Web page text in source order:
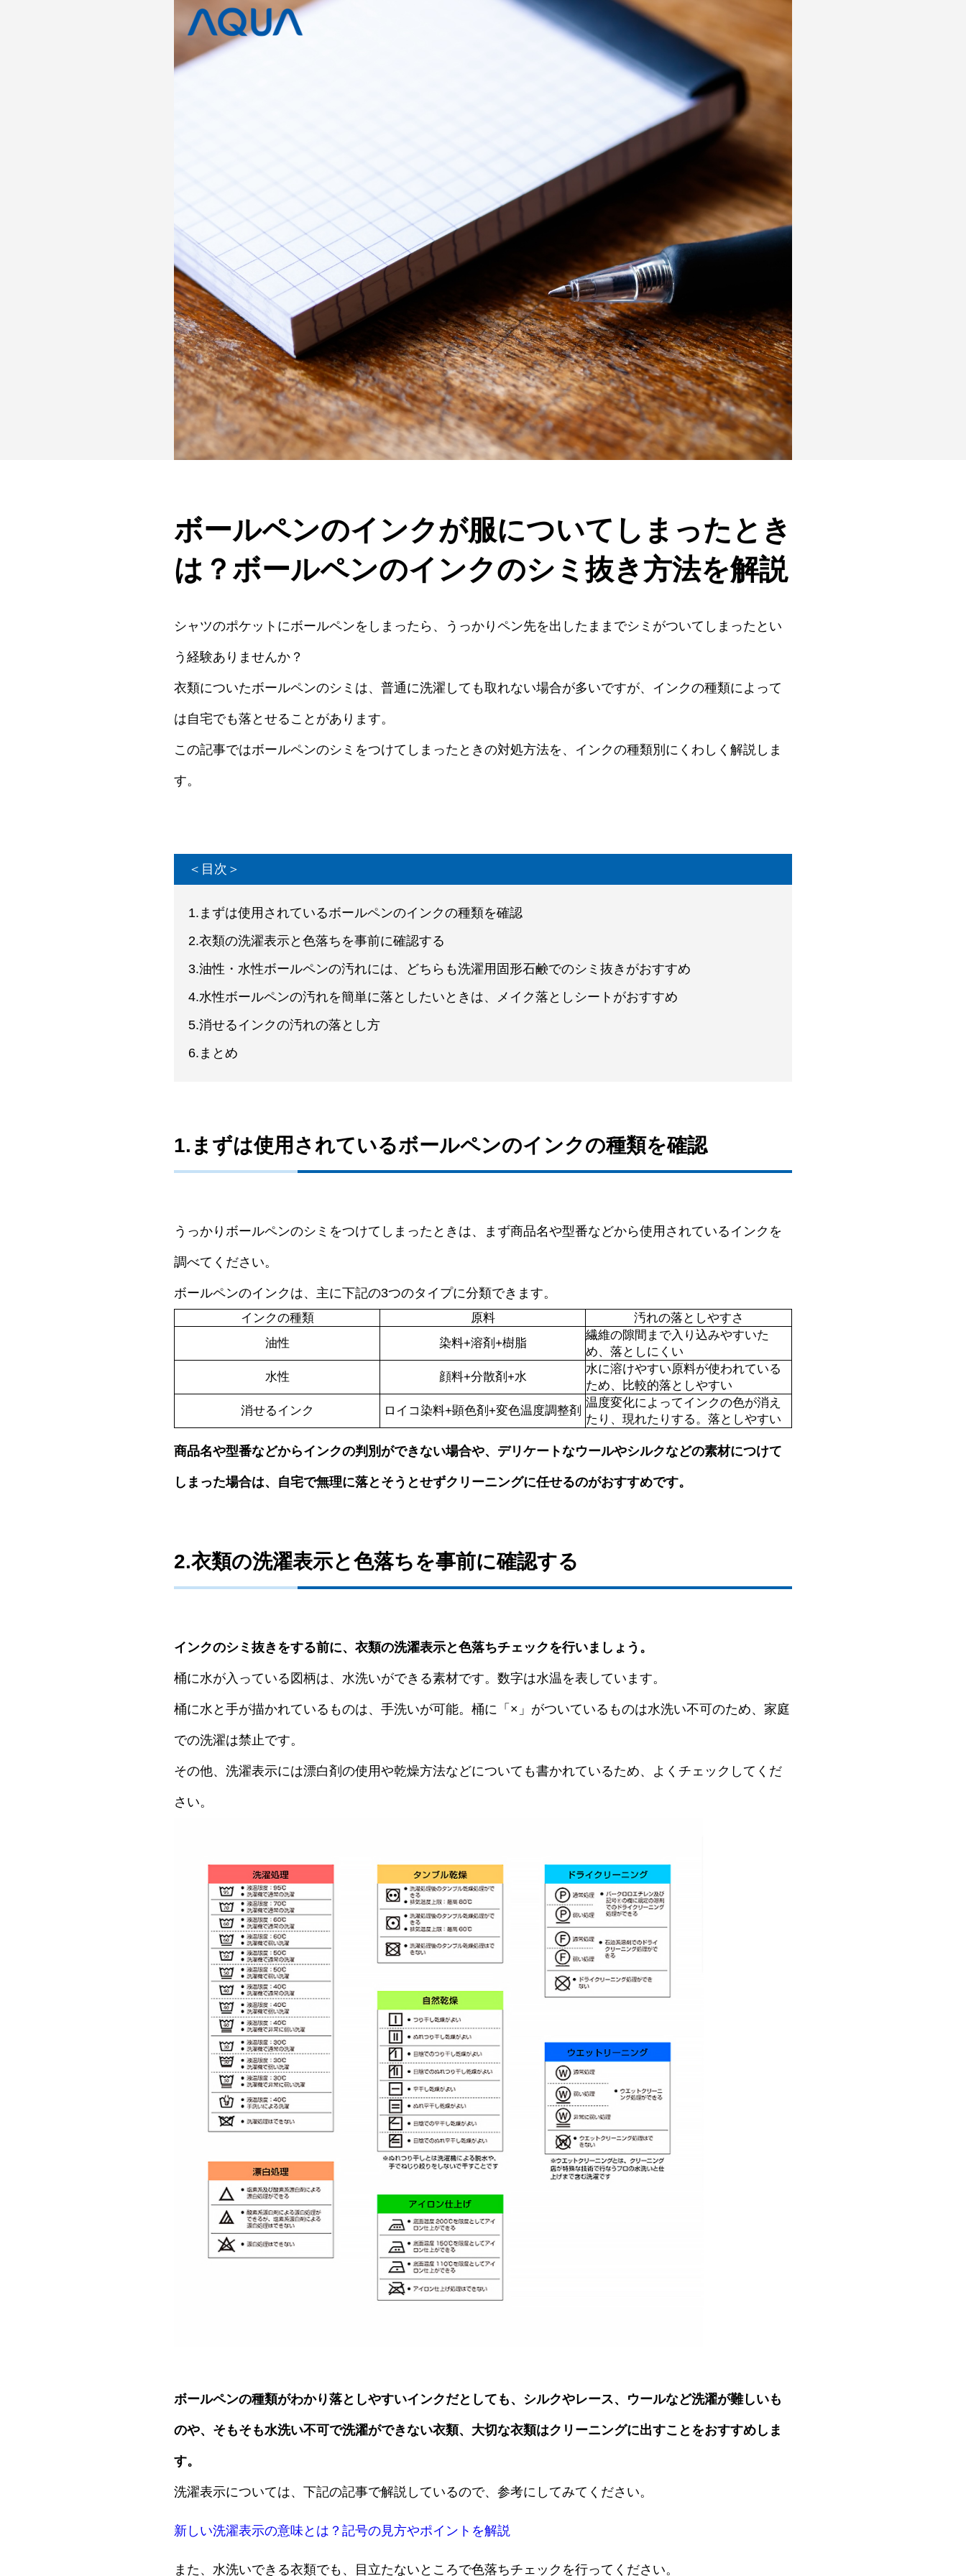
ボールペンのインクが服についてしまったとき
は？ボールペンのインクのシミ抜き方法を解説
シャツのポケットにボールペンをしまったら、うっかりペン先を出したままでシミがついてしまったとい
う経験ありませんか？
衣類についたボールペンのシミは、普通に洗濯しても取れない場合が多いですが、インクの種類によって
は自宅でも落とせることがあります。
この記事ではボールペンのシミをつけてしまったときの対処方法を、インクの種類別にくわしく解説しま
す。
＜目次＞
1.まずは使用されているボールペンのインクの種類を確認
2.衣類の洗濯表示と色落ちを事前に確認する
3.油性・水性ボールペンの汚れには、どちらも洗濯用固形石鹸でのシミ抜きがおすすめ
4.水性ボールペンの汚れを簡単に落としたいときは、メイク落としシートがおすすめ
5.消せるインクの汚れの落とし方
6.まとめ
1.まずは使用されているボールペンのインクの種類を確認
うっかりボールペンのシミをつけてしまったときは、まず商品名や型番などから使用されているインクを
調べてください。
ボールペンのインクは、主に下記の3つのタイプに分類できます。
インクの種類 原料
汚れの落としやすさ
油性
染料+溶剤+樹脂
繊維の隙間まで入り込みやすいた
め、落としにくい
水性
顔料+分散剤+水
水に溶けやすい原料が使われている
ため、比較的落としやすい
消せるインク
ロイコ染料+顕色剤+変色温度調整剤
温度変化によってインクの色が消え
たり、現れたりする。落としやすい
商品名や型番などからインクの判別ができない場合や、デリケートなウールやシルクなどの素材につけて
しまった場合は、自宅で無理に落とそうとせずクリーニングに任せるのがおすすめです。
2.衣類の洗濯表示と色落ちを事前に確認する
インクのシミ抜きをする前に、衣類の洗濯表示と色落ちチェックを行いましょう。
桶に水が入っている図柄は、水洗いができる素材です。数字は水温を表しています。
桶に水と手が描かれているものは、手洗いが可能。桶に「×」がついているものは水洗い不可のため、家庭
での洗濯は禁止です。
その他、洗濯表示には漂白剤の使用や乾燥方法などについても書かれているため、よくチェックしてくだ
さい。
ボールペンの種類がわかり落としやすいインクだとしても、シルクやレース、ウールなど洗濯が難しいも
のや、そもそも水洗い不可で洗濯ができない衣類、大切な衣類はクリーニングに出すことをおすすめしま
す。
洗濯表示については、下記の記事で解説しているので、参考にしてみてください。
新しい洗濯表示の意味とは？記号の見方やポイントを解説
また、水洗いできる衣類でも、目立たないところで色落ちチェックを行ってください。